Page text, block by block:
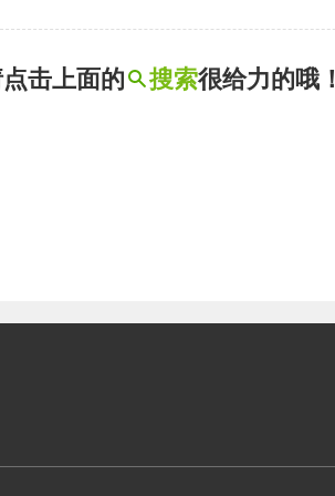
击上面的 搜索很给力的哦！